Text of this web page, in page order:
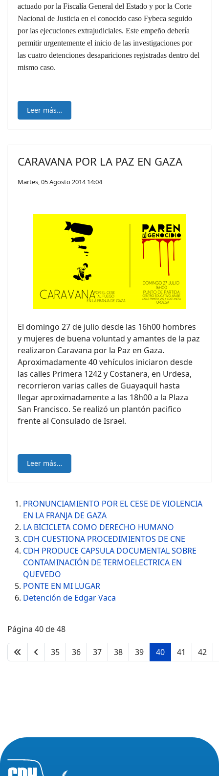
actuado por la Fiscalía General del Estado y por la Corte
Nacional de Justicia en el conocido caso Fybeca seguido
por las ejecuciones extrajudiciales. Este empeño debería
permitir urgentemente el inicio de las investigaciones por
las cuatro detenciones desapariciones registradas dentro del
mismo caso.
Leer más…
CARAVANA POR LA PAZ EN GAZA
Martes, 05 Agosto 2014 14:04
El domingo 27 de julio desde las 16h00 hombres
y mujeres de buena voluntad y amantes de la paz
realizaron Caravana por la Paz en Gaza.
Aproximadamente 40 vehículos iniciaron desde
las calles Primera 1242 y Costanera, en Urdesa,
recorrieron varias calles de Guayaquil hasta
llegar aproximadamente a las 18h00 a la Plaza
San Francisco. Se realizó un plantón pacifico
frente al Consulado de Israel.
Leer más…
PRONUNCIAMIENTO POR EL CESE DE VIOLENCIA
EN LA FRANJA DE GAZA
LA BICICLETA COMO DERECHO HUMANO
CDH CUESTIONA PROCEDIMIENTOS DE CNE
CDH PRODUCE CAPSULA DOCUMENTAL SOBRE
CONTAMINACIÓN DE TERMOELECTRICA EN
QUEVEDO
PONTE EN MI LUGAR
Detención de Edgar Vaca
Página 40 de 48
35 36 37 38 39 40 41 42